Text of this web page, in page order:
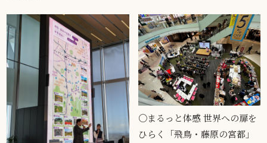
〇まるっと体感 世界への扉を
ひらく「飛鳥・藤原の宮都」